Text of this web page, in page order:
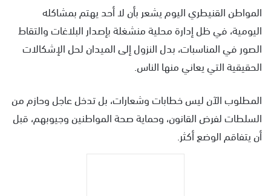
المواطن القنيطري اليوم يشعر بأن لا أحد يهتم بمشاكله
اليومية، في ظل إدارة محلية منشغلة بإصدار البلاغات والتقاط
الصور في المناسبات، بدل النزول إلى الميدان لحل الإشكالات
الحقيقية التي يعاني منها الناس.
المطلوب الآن ليس خطابات وشعارات، بل تدخل عاجل وحازم من
السلطات لفرض القانون، وحماية صحة المواطنين وجيوبهم، قبل
أن يتفاقم الوضع أكثر.